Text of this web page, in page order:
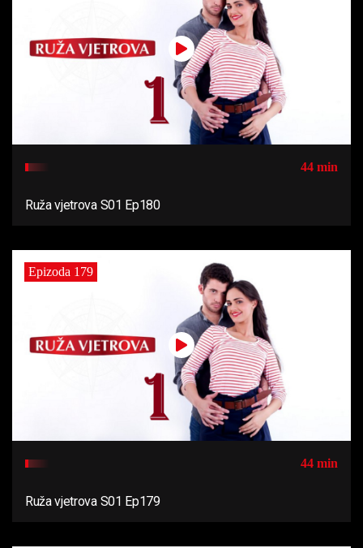
44 min
Ruža vjetrova S01 Ep180
Epizoda 179
44 min
Ruža vjetrova S01 Ep179